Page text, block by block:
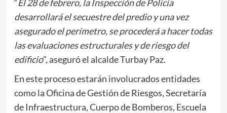
“El 28 de febrero, la Inspección de Policía
desarrollará el secuestre del predio y una vez
asegurado el perímetro, se procederá a hacer todas
las evaluaciones estructurales y de riesgo del
edificio”, aseguró el alcalde Turbay Paz.
En este proceso estarán involucrados entidades
como la Oficina de Gestión de Riesgos, Secretaría
de Infraestructura, Cuerpo de Bomberos, Escuela